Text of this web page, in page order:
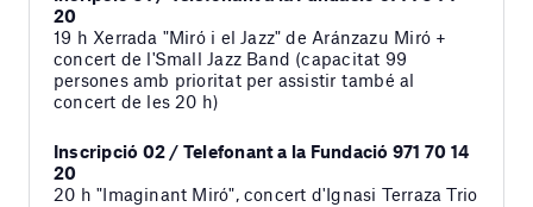
20
19 h Xerrada "Miró i el Jazz" de Aránzazu Miró +
concert de l'Small Jazz Band (capacitat 99
persones amb prioritat per assistir també al
concert de les 20 h)
Inscripció 02 / Telefonant a la Fundació 971 70 14
20
20 h "Imaginant Miró", concert d'Ignasi Terraza Trio